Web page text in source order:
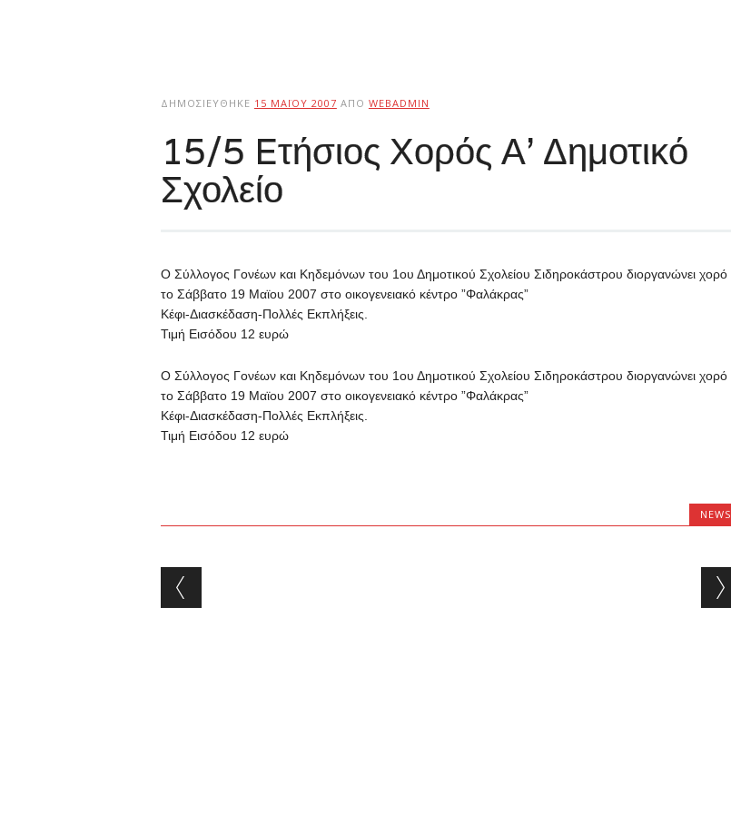
ΔΗΜΟΣΙΕΎΘΗΚΕ 15 ΜΑΪ́ΟΥ 2007 ΑΠΌ WEBADMIN
15/5 Eτήσιος Χορός Α’ Δημοτικό
Σχολείο
Ο Σύλλογος Γονέων και Κηδεμόνων του 1ου Δημοτικού Σχολείου Σιδηροκάστρου διοργανώνει χορό
το Σάββατο 19 Μαϊου 2007 στο οικογενειακό κέντρο ”Φαλάκρας”
Κέφι-Διασκέδαση-Πολλές Εκπλήξεις.
Τιμή Εισόδου 12 ευρώ
Ο Σύλλογος Γονέων και Κηδεμόνων του 1ου Δημοτικού Σχολείου Σιδηροκάστρου διοργανώνει χορό
το Σάββατο 19 Μαϊου 2007 στο οικογενειακό κέντρο ”Φαλάκρας”
Κέφι-Διασκέδαση-Πολλές Εκπλήξεις.
Τιμή Εισόδου 12 ευρώ
NEWS
Post navigation